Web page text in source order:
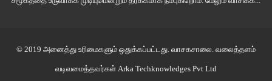
சென்று அமர்ந்து என்னை வெறித்துப் பார்த்துக் கொண்டிருந்தான். நேரம்
பார்த்தேன். இரண்டு ஐந்து. ஆகவே அந்த வியப்பு வந்தது. இரண்டு மணி.
© 2019 அனைத்து உரிமைகளும் ஒதுக்கப்பட்டது. வாசகசாலை. வலைத்தளம்
வடிவமைத்தவர்கள் Arka Techknowledges Pvt Ltd